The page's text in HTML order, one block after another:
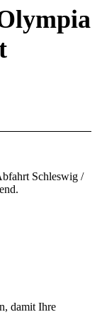
Schleswig /
damit Ihre